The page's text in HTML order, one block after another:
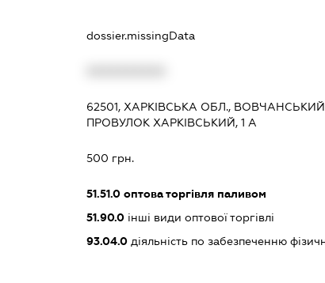
dossier.missingData
62501, ХАРКІВСЬКА ОБЛ.,
ПРОВУЛОК ХАРКІВСЬКИЙ, 1 А
500 грн.
51.51.0 оптова торгівля паливом
51.90.0 інші види оптової торгівлі
93.04.0 діяльність по забезпеченню